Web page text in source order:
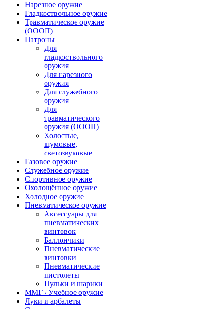
Нарезное оружие
Гладкоствольное оружие
Травматическое оружие
(ОООП)
Патроны
Для
гладкоствольного
оружия
Для нарезного
оружия
Для служебного
оружия
Для
травматического
оружия (ОООП)
Холостые,
шумовые,
светозвуковые
Газовое оружие
Служебное оружие
Спортивное оружие
Охолощённое оружие
Холодное оружие
Пневматическое оружие
Аксессуары для
пневматических
винтовок
Баллончики
Пневматические
винтовки
Пневматические
пистолеты
Пульки и шарики
ММГ / Учебное оружие
Луки и арбалеты